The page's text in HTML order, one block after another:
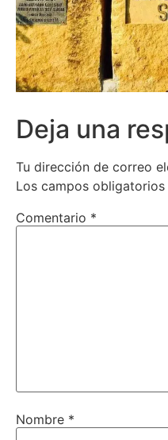
Deja una
Tu dirección de correo
Los campos
Comentario *
Nombre *